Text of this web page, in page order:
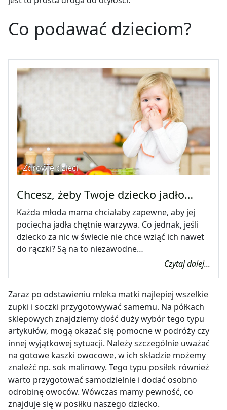
Co podawać dzieciom?
Zdrowie dzieci
Chcesz, żeby Twoje dziecko jadło…
Każda młoda mama chciałaby zapewne, aby jej
pociecha jadła chętnie warzywa. Co jednak, jeśli
dziecko za nic w świecie nie chce wziąć ich nawet
do rączki? Są na to niezawodne…
Czytaj dalej...
Zaraz po odstawieniu mleka matki najlepiej wszelkie
zupki i soczki przygotowywać samemu. Na półkach
sklepowych znajdziemy dość duży wybór tego typu
artykułów, mogą okazać się pomocne w podróży czy
innej wyjątkowej sytuacji. Należy szczególnie uważać
na gotowe kaszki owocowe, w ich składzie możemy
znaleźć np. sok malinowy. Tego typu posiłek również
warto przygotować samodzielnie i dodać osobno
odrobinę owoców. Wówczas mamy pewność, co
znajduje się w posiłku naszego dziecko.